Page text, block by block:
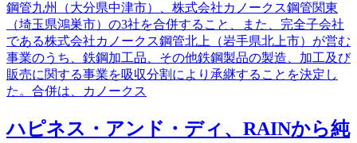
鋼管九州（大分県中津市）、株式会社カノークス鋼管関東
（埼玉県鴻巣市）の3社を合併すること、また、完全子会社
である株式会社カノークス鋼管北上（岩手県北上市）が営む
事業のうち、鉄鋼加工品、その他鉄鋼製品の製造、加工及び
販売に関する事業を吸収分割により承継することを決定し
た。合併は、カノークス
ハピネス・アンド・ディ、RAINから純